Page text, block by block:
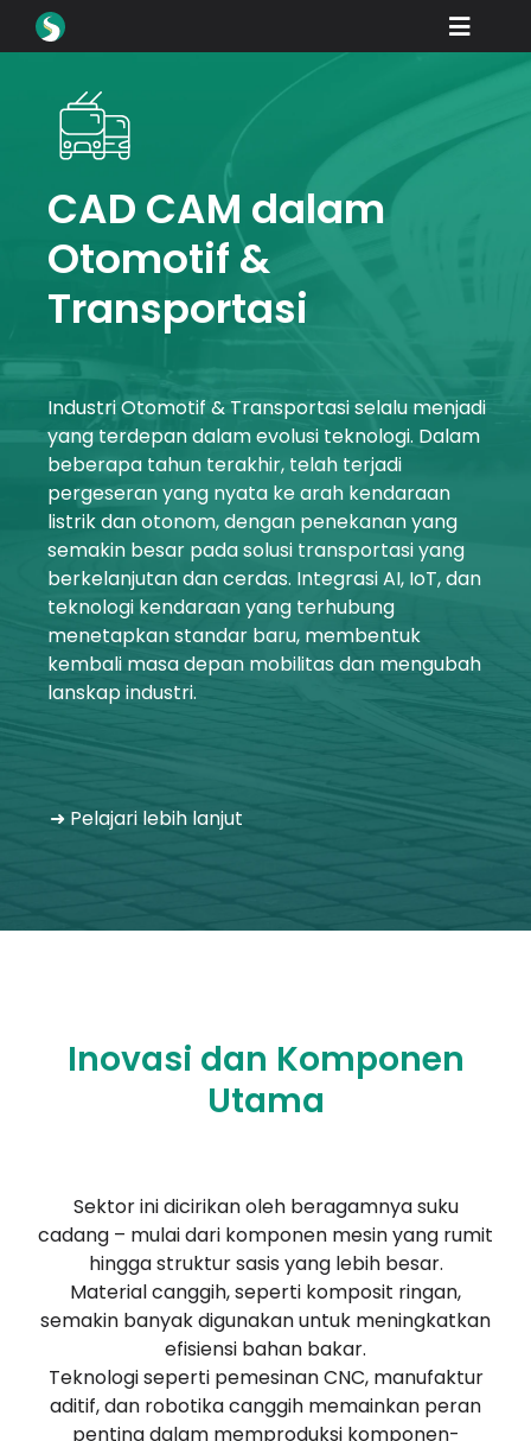
Toggle
Unduhan
Bagaimana cara membeli
Pajangan
Perusahaan
Portal Dealer
Dukungan
Akun Saya
CAD CAM dalam
Otomotif &
Transportasi
IndustriOtomotif & Transportasiselalu menjadi
yang terdepan dalam evolusi teknologi. Dalam
beberapa tahun terakhir, telah terjadi
pergeseran yang nyata ke arah kendaraan
listrik dan otonom, dengan penekanan yang
semakin besar pada solusi transportasi yang
berkelanjutan dan cerdas. Integrasi AI, IoT, dan
teknologi kendaraan yang terhubung
menetapkan standar baru, membentuk
kembali masa depan mobilitas dan mengubah
lanskap industri.
➜ Pelajari lebih lanjut
Inovasi dan Komponen
Utama
Sektor ini dicirikan oleh beragamnya suku
cadang – mulai dari komponen mesin yang rumit
hingga struktur sasis yang lebih besar.
Material canggih, seperti komposit ringan,
semakin banyak digunakan untuk meningkatkan
efisiensi bahan bakar.
Teknologi seperti pemesinan CNC, manufaktur
aditif, dan robotika canggih memainkan peran
penting dalam memproduksi komponen-